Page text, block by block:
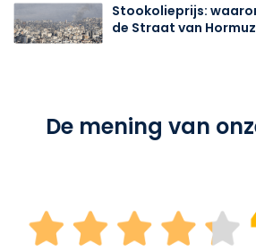
Stookolieprijs:
de Straat van
De mening van